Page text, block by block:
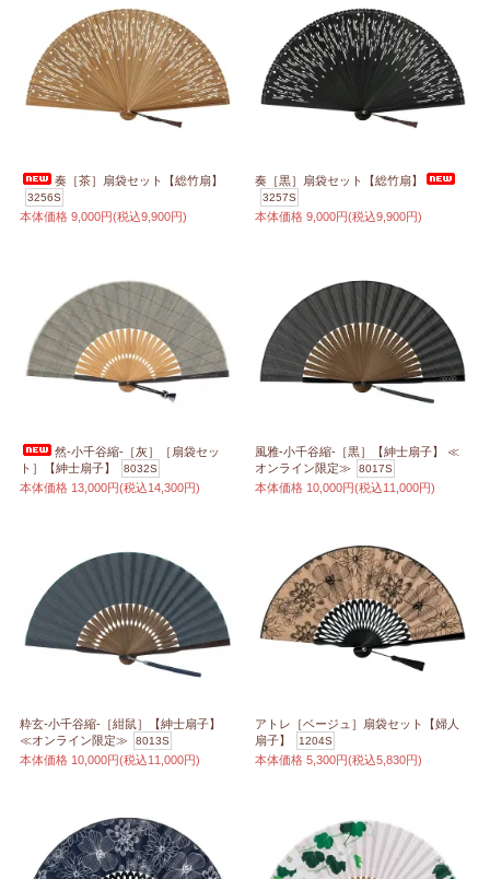
奏［茶］扇袋セット【総竹扇】
3256S
本体価格 9,000円(税込9,900円)
奏［黒］扇袋セット【総竹扇】
3257S
本体価格 9,000円(税込9,900円)
然-小千谷縮-［灰］［扇袋セッ
ト］【紳士扇子】
8032S
本体価格 13,000円(税込14,300円)
風雅-小千谷縮-［黒］【紳士扇子】 ≪
オンライン限定≫
8017S
本体価格 10,000円(税込11,000円)
粋玄-小千谷縮-［紺鼠］【紳士扇子】
≪オンライン限定≫
8013S
本体価格 10,000円(税込11,000円)
アトレ［ベージュ］扇袋セット【婦人
扇子】
1204S
本体価格 5,300円(税込5,830円)